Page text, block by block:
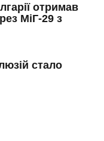
отримав
МіГ-29 з
стало